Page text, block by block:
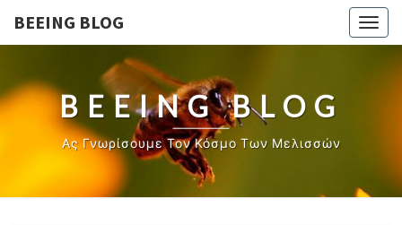
BEEING BLOG
BEEING BLOG
Ας Γνωρίσουμε Τον Κόσμο Των Μελισσών